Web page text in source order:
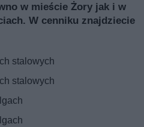
w mieście Żory jak i w
W cenniku znajdziecie
stalowych
stalowych